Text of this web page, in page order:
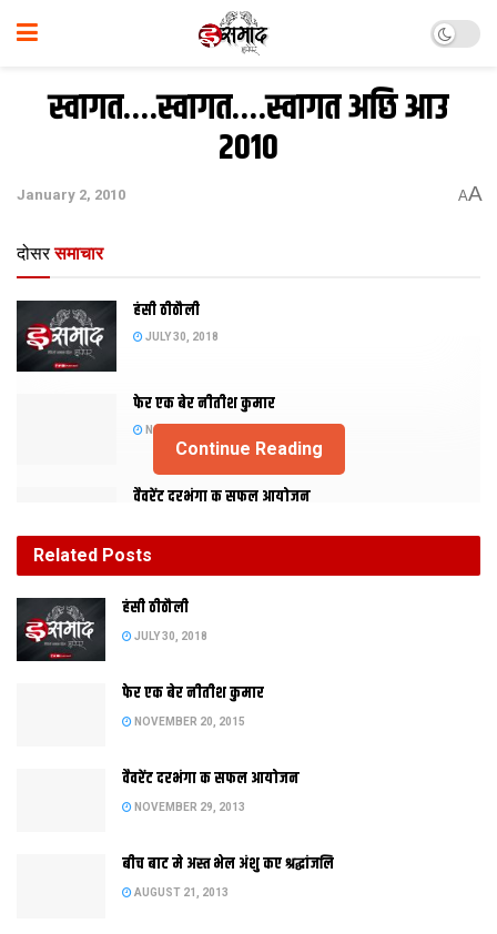
स्वागत….स्वागत….स्वागत अछि आउ
2010
January 2, 2010 AA
दोसर समाचार
हंसी ठीठौली
JULY 30, 2018
फेर एक बेर नीतीश कुमार
NOVEMBER 20, 2015
वैवरेंट दरभंगा क सफल आयोजन
Continue Reading
Related Posts
हंसी ठीठौली
JULY 30, 2018
फेर एक बेर नीतीश कुमार
NOVEMBER 20, 2015
वैवरेंट दरभंगा क सफल आयोजन
NOVEMBER 29, 2013
बीच बाट मे अस्त भेल अंशु कए श्रद्धांजलि
AUGUST 21, 2013